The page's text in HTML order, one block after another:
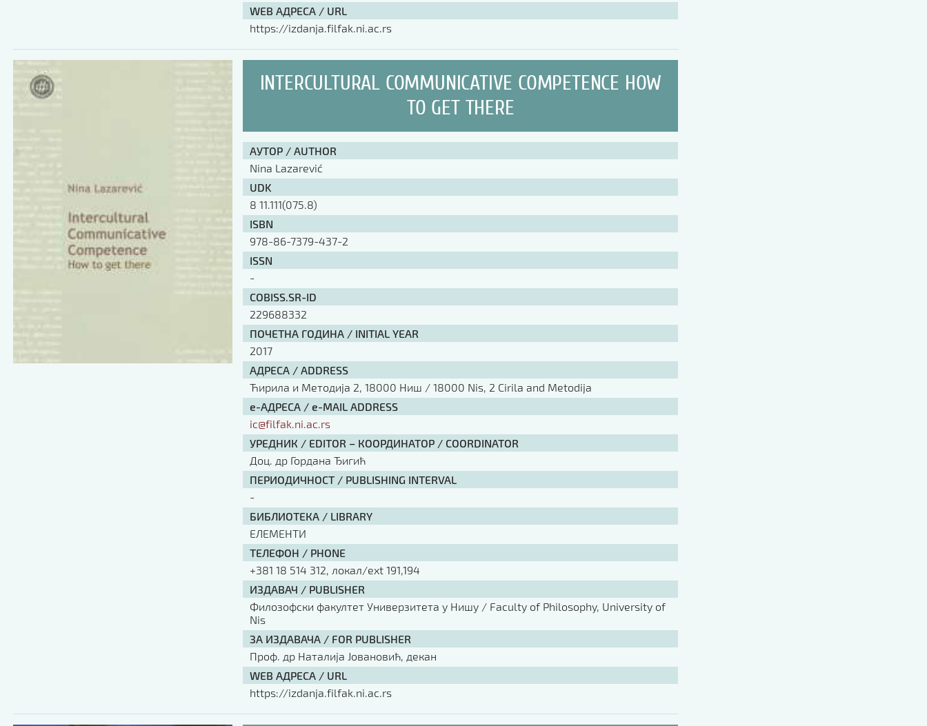
WEB АДРЕСА / URL
https://izdanja.filfak.ni.ac.rs
INTERCULTURAL COMMUNICATIVE COMPETENCE HOW
TO GET THERE
АУТОР / AUTHOR
Nina Lazarević
UDK
8 11.111(075.8)
ISBN
978-86-7379-437-2
ISSN
-
COBISS.SR-ID
229688332
ПОЧЕТНА ГОДИНА / INITIAL YEAR
2017
АДРЕСА / ADDRESS
Ћирила и Методија 2, 18000 Ниш / 18000 Nis, 2 Cirila and Metodija
е-АДРЕСА / e-MAIL ADDRESS
ic@filfak.ni.ac.rs
УРЕДНИК / EDITOR – КООРДИНАТОР / COORDINATOR
Доц. др Гордана Ђигић
ПЕРИОДИЧНОСТ / PUBLISHING INTERVAL
-
БИБЛИОТЕКА / LIBRARY
ЕЛЕМЕНТИ
ТЕЛЕФОН / PHONE
+381 18 514 312, локал/ext 191,194
ИЗДАВАЧ / PUBLISHER
Филозофски факултет Универзитета у Нишу / Faculty of Philosophy, University of
Nis
ЗА ИЗДАВАЧА / FOR PUBLISHER
Проф. др Наталија Јовановић, декан
WEB АДРЕСА / URL
https://izdanja.filfak.ni.ac.rs